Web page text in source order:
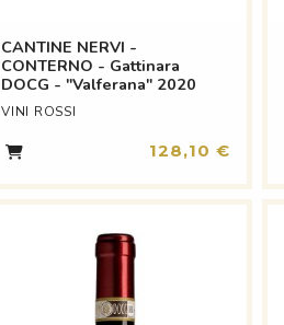
CANTINE NERVI -
CONTERNO - Gattinara
DOCG - "Valferana" 2020
VINI ROSSI
128,10 €